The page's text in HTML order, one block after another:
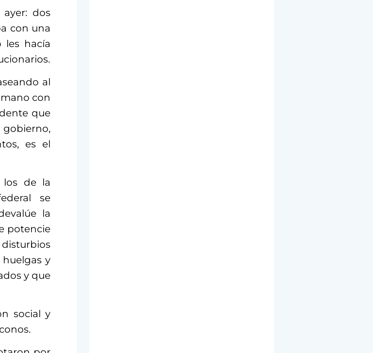
dos
con una
les hacía
al
con
que
es el
de la
se
la
potencie
y
y que
social y